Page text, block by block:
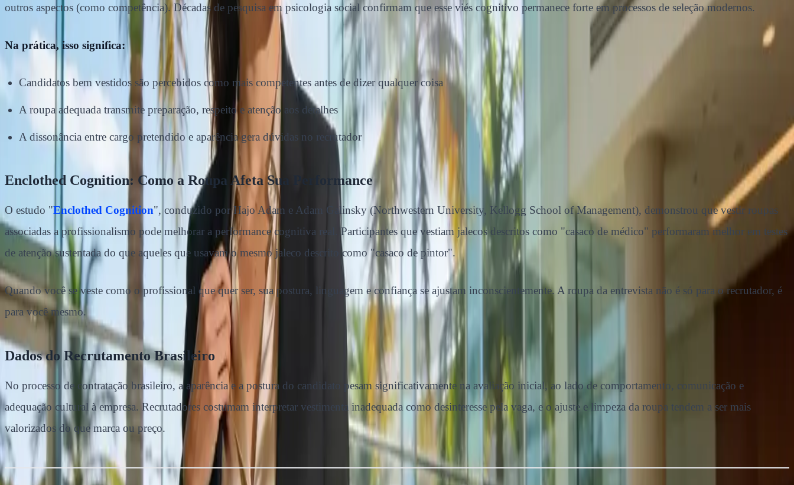
outros aspectos (como competência). Décadas de pesquisa em psicologia social confirmam que esse viés cognitivo permanece forte em processos de seleção modernos.
Na prática, isso significa:
Candidatos bem vestidos são percebidos como mais competentes antes de dizer qualquer coisa
A roupa adequada transmite preparação, respeito e atenção aos detalhes
A dissonância entre cargo pretendido e aparência gera dúvidas no recrutador
Enclothed Cognition: Como a Roupa Afeta Sua Performance
O estudo "Enclothed Cognition", conduzido por Hajo Adam e Adam Galinsky (Northwestern University, Kellogg School of Management), demonstrou que vestir roupas
associadas a profissionalismo pode melhorar a performance cognitiva real. Participantes que vestiam jalecos descritos como "casaco de médico" performaram melhor em testes
de atenção sustentada do que aqueles que usavam o mesmo jaleco descrito como "casaco de pintor".
Quando você se veste como o profissional que quer ser, sua postura, linguagem e confiança se ajustam inconscientemente. A roupa da entrevista não é só para o recrutador, é
para você mesmo.
Dados do Recrutamento Brasileiro
No processo de contratação brasileiro, a aparência e a postura do candidato pesam significativamente na avaliação inicial, ao lado de comportamento, comunicação e
adequação cultural à empresa. Recrutadores costumam interpretar vestimenta inadequada como desinteresse pela vaga, e o ajuste e limpeza da roupa tendem a ser mais
valorizados do que marca ou preço.